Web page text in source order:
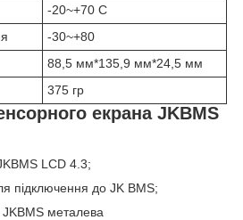
-20~+70 С
-30~+80
88,5 мм*135,9 мм*24,5 мм
375 гр
екрана JKBMS
LCD 4.3;
підключення до JK BMS;
металева